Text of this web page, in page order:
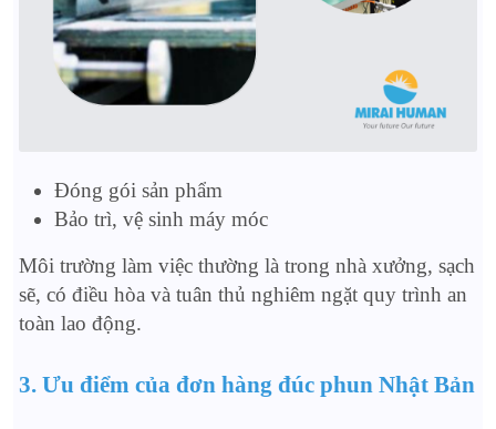
Đóng gói sản phẩm
Bảo trì, vệ sinh máy móc
Môi trường làm việc thường là trong nhà xưởng, sạch
sẽ, có điều hòa và tuân thủ nghiêm ngặt quy trình an
toàn lao động.
3. Ưu điểm của đơn hàng đúc phun Nhật Bản